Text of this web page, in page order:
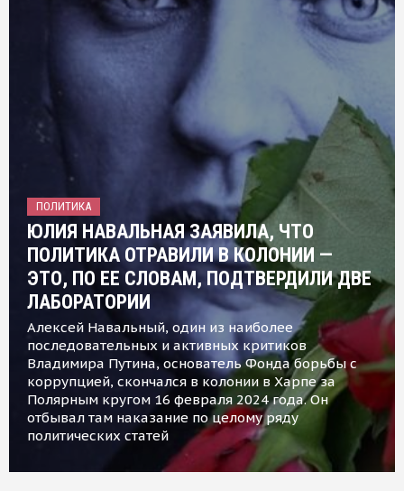
ПОЛИТИКА
ЮЛИЯ НАВАЛЬНАЯ ЗАЯВИЛА, ЧТО
ПОЛИТИКА ОТРАВИЛИ В КОЛОНИИ —
ЭТО, ПО ЕЕ СЛОВАМ, ПОДТВЕРДИЛИ ДВЕ
ЛАБОРАТОРИИ
Алексей Навальный, один из наиболее
последовательных и активных критиков
Владимира Путина, основатель Фонда борьбы с
коррупцией, скончался в колонии в Харпе за
Полярным кругом 16 февраля 2024 года. Он
отбывал там наказание по целому ряду
политических статей